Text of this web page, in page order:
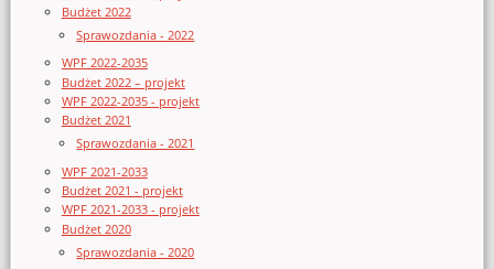
Budżet 2022
Sprawozdania - 2022
WPF 2022-2035
Budżet 2022 – projekt
WPF 2022-2035 - projekt
Budżet 2021
Sprawozdania - 2021
WPF 2021-2033
Budżet 2021 - projekt
WPF 2021-2033 - projekt
Budżet 2020
Sprawozdania - 2020